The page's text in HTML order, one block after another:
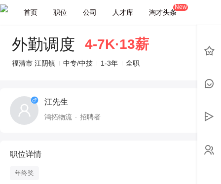
首页 职位 公司 人才库 淘才头条
New
外勤调度 4-7K·13薪
福清市 江阴镇 中专/中技 1-3年 全职
江先生
鸿拓物流 招聘者
职位详情
年终奖